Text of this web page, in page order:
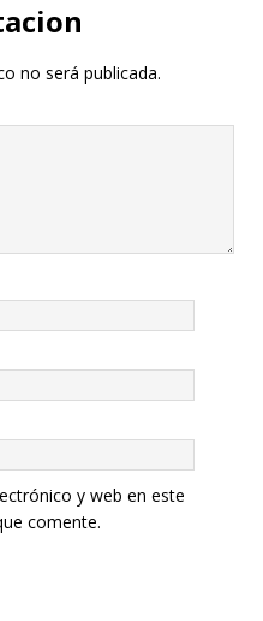
no será publicada.
y web en este
comente.